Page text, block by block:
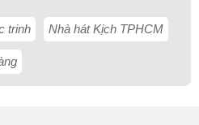
trinh Nhà hát Kịch TPHCM